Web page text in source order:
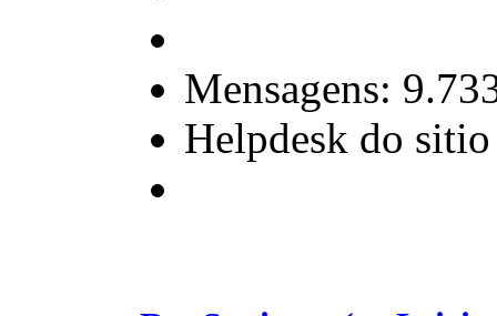
Mensagens:
Helpdesk do sitio